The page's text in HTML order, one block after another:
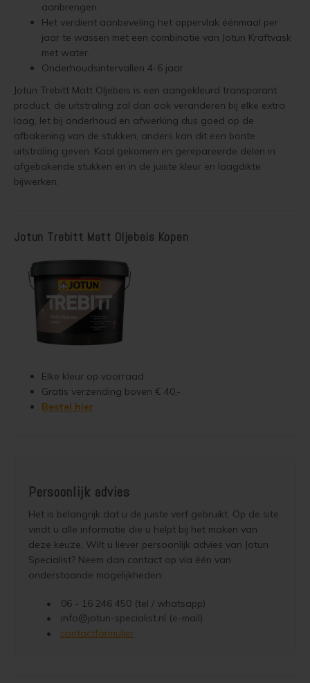
aanbrengen.
Het verdient aanbeveling het oppervlak éénmaal per
jaar te wassen met een combinatie van Jotun Kraftvask
met water.
Onderhoudsintervallen 4-6 jaar
Jotun Trebitt Matt Oljebeis is een aangekleurd transparant
product, de uitstraling zal dan ook veranderen bij elke extra
laag, let bij onderhoud en afwerking dus goed op de
afbakening van de stukken, anders kan dit een bonte
uitstraling geven. Kaal gekomen en gerepareerde delen in
afgebakende stukken en in de juiste kleur en laagdikte
bijwerken.
Jotun Trebitt Matt Oljebeis Kopen
Elke kleur op voorraad
Gratis verzending boven € 40,-
Bestel hier
Persoonlijk advies
contactformulier